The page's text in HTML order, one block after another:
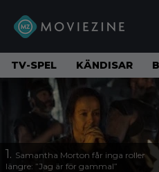
TV-SPEL KÄNDISAR
1. Samantha Morton får inga roller
längre: ”Jag är för gammal”